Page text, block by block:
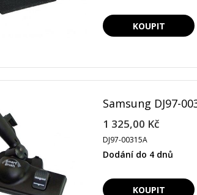
Samsung DJ97-
1 325,00 Kč
DJ97-00315A
Dodání do 4 dnů